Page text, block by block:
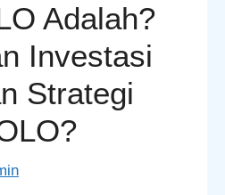
Adalah?
Investasi
Strategi